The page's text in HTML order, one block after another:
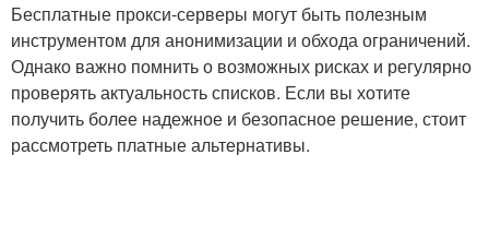
Бесплатные прокси-серверы могут быть полезным
инструментом для анонимизации и обхода ограничений.
Однако важно помнить о возможных рисках и регулярно
проверять актуальность списков. Если вы хотите
получить более надежное и безопасное решение, стоит
рассмотреть платные альтернативы.